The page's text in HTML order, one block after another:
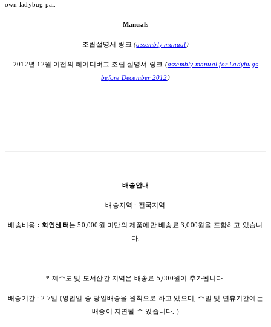
own ladybug pal.
Manuals
조립설명서 링크(assembly manual)
2012년 12월 이전의 레이디버그 조립 설명서 링크 (assembly manual for Ladybugs
before December 2012)
배송안내
배송지역 : 전국지역
배송비용 : 화인센터는 50,000원 미만의 제품에만 배송료 3,000원을 포함하고 있습니
다.
* 제주도 및 도서산간 지역은 배송료 5,000원이 추가됩니다.
배송기간 : 2-7일 (영업일 중 당일배송을 원칙으로 하고 있으며, 주말 및 연휴기간에는
배송이 지연될 수 있습니다. )